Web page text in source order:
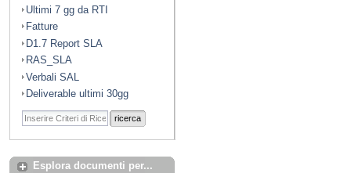
Ultimi 7 gg da RTI
Fatture
D1.7 Report SLA
RAS_SLA
Verbali SAL
Deliverable ultimi 30gg
ricerca
Esplora documenti per...